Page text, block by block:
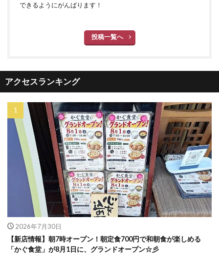
できるようにがんばります！
投稿一覧へ
アクセスランキング
2026年7月30日
【新店情報】朝7時オープン！朝定食700円で和朝食が楽しめる
「かぐ食堂」が8月1日に、グランドオープン☆彡